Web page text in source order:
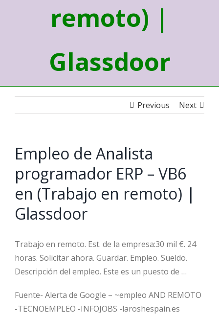
remoto) |
Glassdoor
Previous Next
Empleo de Analista
programador ERP – VB6
en (Trabajo en remoto) |
Glassdoor
Trabajo en remoto. Est. de la empresa:30 mil €. 24
horas. Solicitar ahora. Guardar. Empleo. Sueldo.
Descripción del empleo. Este es un puesto de …
Fuente- Alerta de Google – ~empleo AND REMOTO
-TECNOEMPLEO -INFOJOBS -laroshespain.es